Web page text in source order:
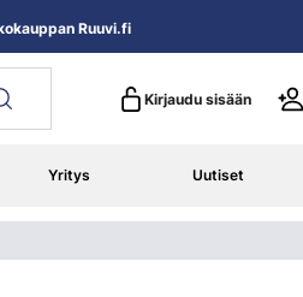
Kirjaudu sisään
Yritys Uutiset
Ruuvi.fi